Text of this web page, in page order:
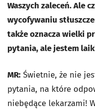
Waszych zaleceń. Ale
wycofywaniu
także oznacza wielki
pytania, ale jestem
MR: Świetnie, że nie
pytania, na które
niebędące lekarzami!